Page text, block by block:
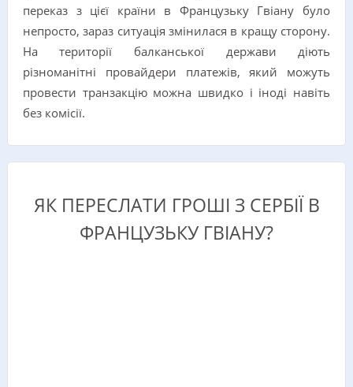
переказ з цієї країни в Французьку Гвіану було
непросто, зараз ситуація змінилася в кращу сторону.
На території балканської держави діють
різноманітні провайдери платежів, який можуть
провести транзакцію можна швидко і іноді навіть
без комісії.
ЯК ПЕРЕСЛАТИ ГРОШІ З СЕРБІЇ В
ФРАНЦУЗЬКУ ГВІАНУ?